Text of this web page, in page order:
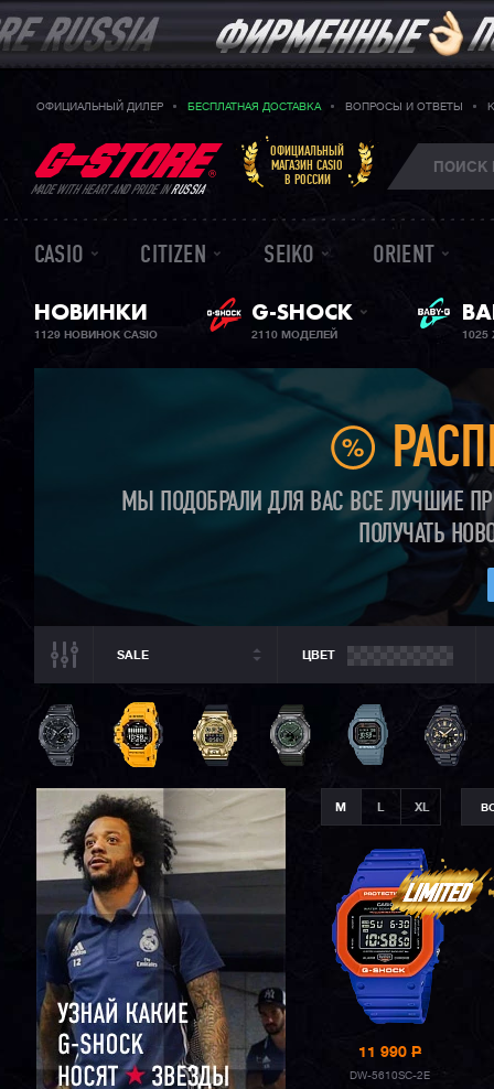
ОФИЦИАЛЬНЫЙ ДИЛЕР БЕСПЛАТНАЯ ДОСТАВКА ВОПРОСЫ И ОТВЕТЫ
MADE WITH HEART AND PRIDE INRUSSIA
ОФИЦИАЛЬНЫЙ
МАГАЗИН CASIO
В РОССИИ
CASIO CITIZEN SEIKO ORIENT
НОВИНКИ
1129 НОВИНОК CASIO
G-SHOCK
2110 МОДЕЛЕЙ
МЫ ПОДОБРАЛИ ДЛЯ ВАС ВСЕ ЛУЧШИЕ
ПОЛУЧАТЬ
SALE
ВСЕ РАЗДЕЛЫ
ВСЕ CASIO
CASIO G-SHOCK
CASIO BABY-G
CASIO PRO TREK
CASIO EDIFICE
CITIZEN
SEIKO
ORIENT
ЦВЕТ
M XL
11 990P
DW-5610SC-2E